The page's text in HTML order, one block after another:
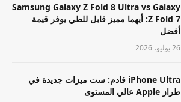
Samsung Galaxy Z Fold 8 Ultra vs Galaxy
Z Fold 7: أيهما مميز قابل للطي يوفر قيمة
أفضل
26 يوليو، 2026
iPhone Ultra قادم: ست ميزات جديدة في
طراز Apple عالي المستوى